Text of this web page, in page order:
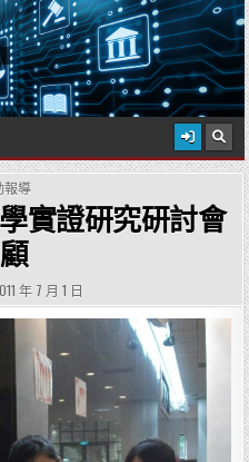
2026 年 8 月 9 日
立陽明交通大學科技法律學院
IN
報導
實證研究研討會
DATE:
年 7 月 1 日